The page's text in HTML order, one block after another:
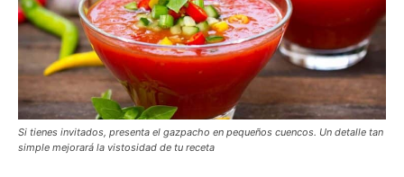
Si tienes invitados, presenta el gazpacho en pequeños cuencos. Un detalle tan
simple mejorará la vistosidad de tu receta